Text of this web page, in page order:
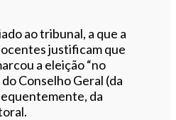
ao tribunal, a que a
justificam que
a eleição “no
Conselho Geral (da
da